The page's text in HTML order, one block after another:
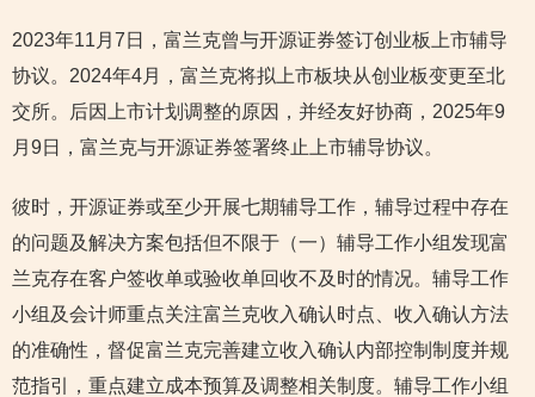
2023年11月7日，富兰克曾与开源证券签订创业板上市辅导
协议。2024年4月，富兰克将拟上市板块从创业板变更至北
交所。后因上市计划调整的原因，并经友好协商，2025年9
月9日，富兰克与开源证券签署终止上市辅导协议。
彼时，开源证券或至少开展七期辅导工作，辅导过程中存在
的问题及解决方案包括但不限于（一）辅导工作小组发现富
兰克存在客户签收单或验收单回收不及时的情况。辅导工作
小组及会计师重点关注富兰克收入确认时点、收入确认方法
的准确性，督促富兰克完善建立收入确认内部控制制度并规
范指引，重点建立成本预算及调整相关制度。辅导工作小组